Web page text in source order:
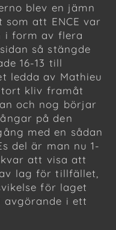
blev en jämn
att ENCE var
i form av flera
så stängde
16-13 till
ledda av Mathieu
kliv framåt
och nog börjar
på den
med en sådan
del är man nu 1-
att visa att
lag för tillfället,
för laget
i ett